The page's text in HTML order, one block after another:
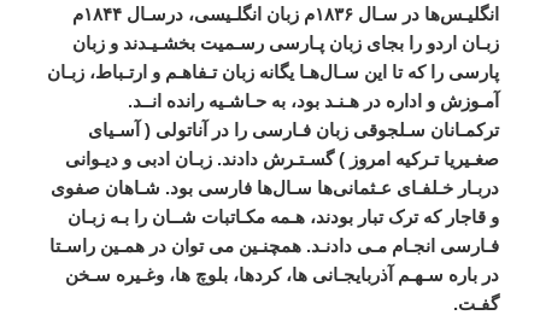
انگليـسها در سـال ۱۸۳۶م زبان انگلـيسی، درسـال ۱۸۴۴م
زبـان اردو را بجای زبان پـارسی رسـميت بخشـيـدند و زبان
پارسی را که تا اين سـالهـا يگانه زبان تـفاهـم و ارتـباط، زبـان
آمـوزش و اداره در هـنـد بود، به حـاشـيه رانده انــد.
ترکمـانان سـلجوقی زبان فـارسی را در آناتولی ( آسـيای
صغـيريا تـرکيه امروز )گسـتـرش دادند.زبـان ادبی و ديـوانی
دربـار خـلفـای عـثمانیها سـالها فارسی بود. شـاهان صفوی
و قاجار که ترک ‌تبار بودند، هـمه مکـاتبات شــان را بـه زبـان
فـارسی انجـام مـی ‌دادنـد.همچنـين می ‌توان در همـين راسـتا
در باره سـهـم آذربايجـانی ها، کردها، بلوچ ها، وغـيره سـخن
گفـت.